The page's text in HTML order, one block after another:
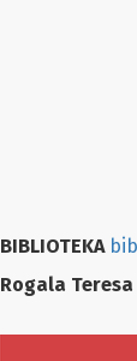
BIBLIOTEKA
Rogala Teresa